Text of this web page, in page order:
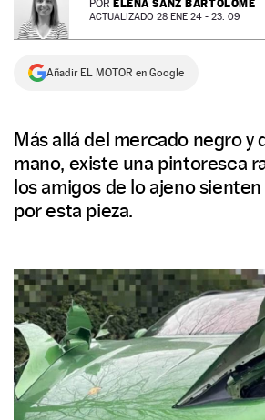
NEWSLETTER
SÍGUENOS
POR ELENA SANZ BARTOLOMÉ
ACTUALIZADO 28 ENE 24 - 23: 09
Añadir EL MOTOR en Google
Más allá del mercado negro y
mano, existe una pintoresca
los amigos de lo ajeno
por esta pieza.